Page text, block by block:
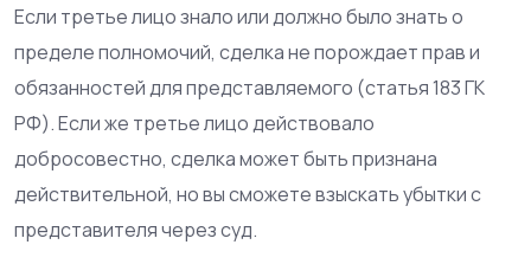
Если третье лицо знало или должно было знать о
пределе полномочий, сделка не порождает прав и
обязанностей для представляемого (статья 183 ГК
РФ). Если же третье лицо действовало
добросовестно, сделка может быть признана
действительной, но вы сможете взыскать убытки с
представителя через суд.